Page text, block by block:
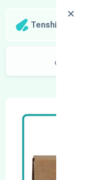
Tenshipart